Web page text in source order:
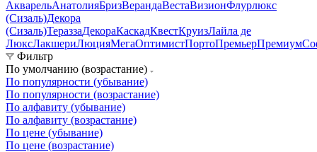
АкварельАнатолияБризВерандаВестаВизионФлурлюкс
(Сизаль)Декора
(Сизаль)ТераззаДекораКаскадКвестКруизЛайла де
ЛюксЛакшериЛюцияМегаОптимистПортоПремьерПремиум
Фильтр
По умолчанию (возрастание)
По популярности (убывание)
По популярности (возрастание)
По алфавиту (убывание)
По алфавиту (возрастание)
По цене (убывание)
По цене (возрастание)